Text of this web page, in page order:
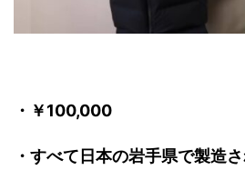
・￥100,000
・すべて日本の岩手県で製造